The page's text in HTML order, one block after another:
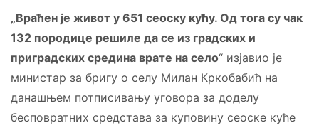
„Враћен је живот у 651 сеоску кућу. Од тога су чак
132 породице решиле да се из градских и
приградских средина врате на село“ изјавио је
министар за бригу о селу Милан Кркобабић на
данашњем потписивању уговора за доделу
бесповратних средстава за куповину сеоске куће